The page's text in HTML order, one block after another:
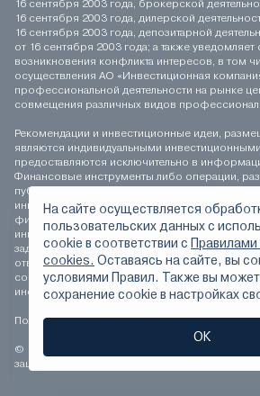
16 сентября 2003 года, брокерской
16 сентября 2003 года, дилерской
16 сентября 2003 года, депозитарной
от 16 сентября 2003 года; а также
возникновения конфликта интересов, в том
осуществления АО «Инвестиционная
профессиональной деятельности на рынке
совмещения различных видов
Рекомендации и инвестиционные идеи,
являются индивидуальными
предоставляются исключительно в
Финансовые инструменты либо операции,
публикуемых материалах, могут не
инвестиционному профилю. Определение
финансового инструмента либо операции
инвестиционному горизонту и толерантности
задачей инвестора. АО «Инвестиционная
ответственности за возможные убытки
совершения операций, либо инвестирования
инструменты, упомянутые на сайте и в
Положение о персональных данных
© 1994-2026 АО «Инвестиционная компания
защищены.
На сайте осуществляется
пользовательских данных с
сookie в соответствии с
cookies. Оставаясь на сайте, вы
условиями Правил. Также вы
сохранение сookie в настройках
ОК